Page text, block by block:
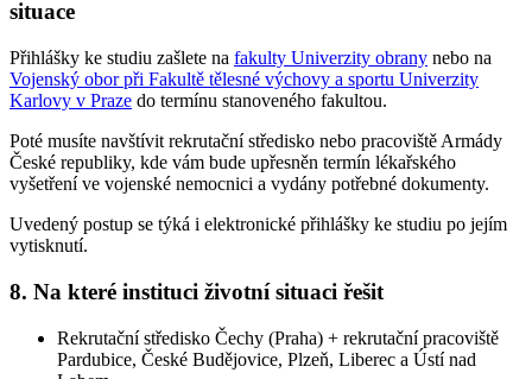
situace
Přihlášky ke studiu zašlete na fakulty Univerzity obrany nebo na
Vojenský obor při Fakultě tělesné výchovy a sportu Univerzity
Karlovy v Praze do termínu stanoveného fakultou.
Poté musíte navštívit rekrutační středisko nebo pracoviště Armády
České republiky, kde vám bude upřesněn termín lékařského
vyšetření ve vojenské nemocnici a vydány potřebné dokumenty.
Uvedený postup se týká i elektronické přihlášky ke studiu po jejím
vytisknutí.
8. Na které instituci životní situaci řešit
Rekrutační středisko Čechy (Praha) + rekrutační pracoviště
Pardubice, České Budějovice, Plzeň, Liberec a Ústí nad